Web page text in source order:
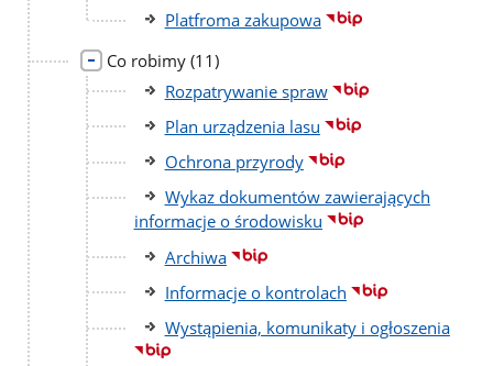
Platfroma zakupowa
Co robimy liczba
podstron
(11)
Rozpatrywanie spraw
Plan urządzenia lasu
Ochrona przyrody
Wykaz dokumentów zawierających
informacje o środowisku
Archiwa
Informacje o kontrolach
Wystąpienia, komunikaty i ogłoszenia